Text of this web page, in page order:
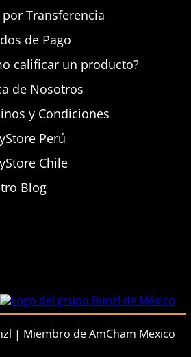
por Transferencia
de Pago
calificar un producto?
de Nosotros
y Condiciones
Perú
Chile
Blog
| Miembro de AmCham Mexico